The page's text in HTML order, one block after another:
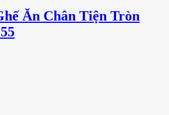
Ăn Chân Tiện Tròn